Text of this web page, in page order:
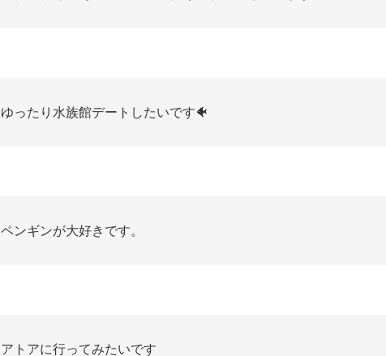
ゆったり水族館デートしたいです🐠
ペンギンが大好きです。
アトアに行ってみたいです